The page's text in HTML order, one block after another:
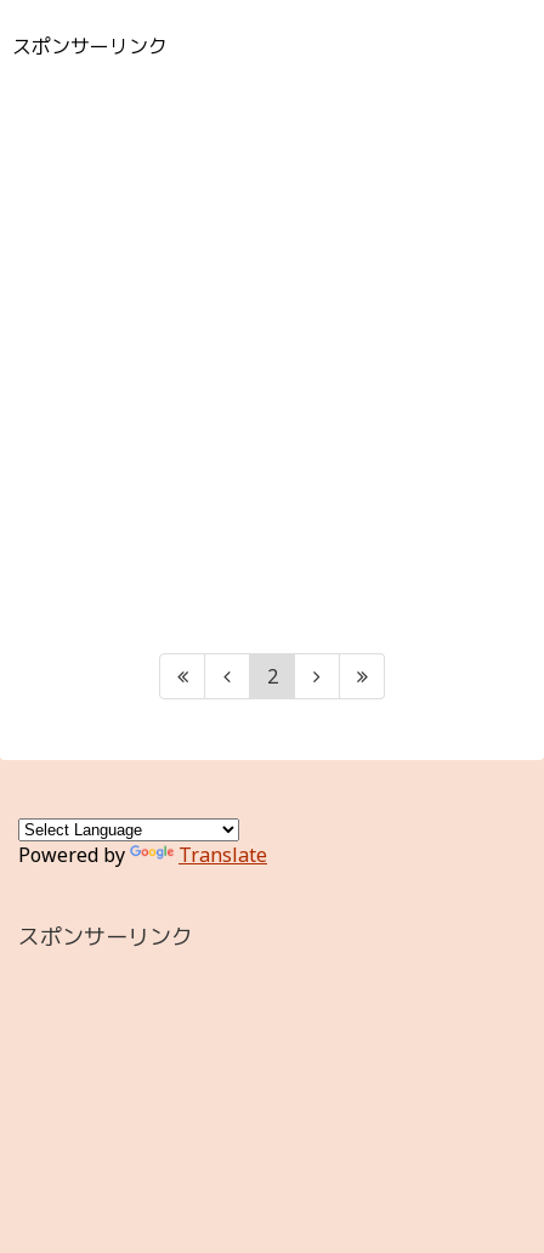
スポンサーリンク
2
Powered by Translate
スポンサーリンク